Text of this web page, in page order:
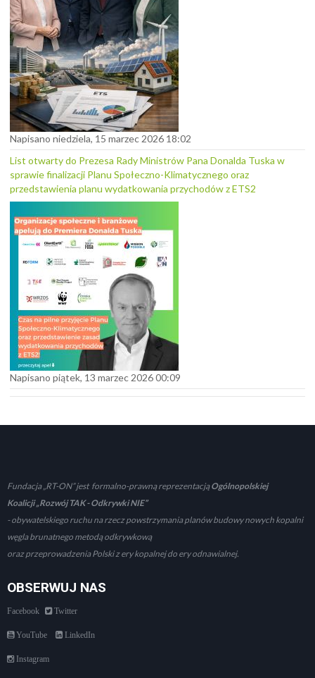
Napisano niedziela, 15 marzec 2026 18:02
List otwarty do Prezesa Rady Ministrów Pana Donalda Tuska w
sprawie finalizacji Planu Społeczno-Klimatycznego oraz
przedstawienia planu wydatkowania przychodów z ETS2
Napisano piątek, 13 marzec 2026 00:09
Fundacja „RT-ON” jest formalno-prawną reprezentacjąOgólnopolskiej
Koalicji „Rozwój TAK - Odkrywki NIE”
- obywatelskiego ruchu na rzecz powstrzymania planów budowy nowych kopalni
węgla brunatnego metodą odkrywkową
oraz przeprowadzenia Polski z ery kopalnej do ery odnawialnej.
OBSERWUJ NAS
Facebook Twitter
YouTube LinkedIn
Instagram